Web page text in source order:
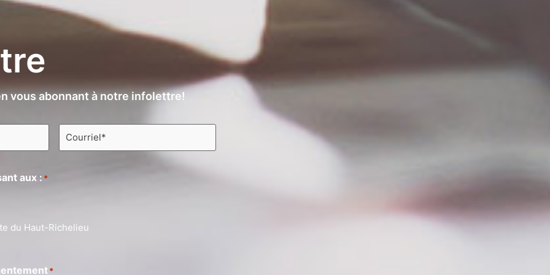
vous abonnant à notre infolettre!
Courriel
aux : *
du Haut-Richelieu
*